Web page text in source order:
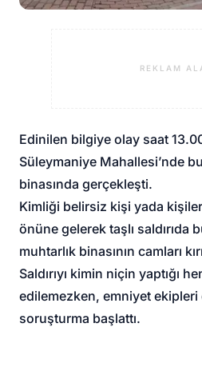
REKLAM
Edinilen bilgiye olay saat
Süleymaniye Mahallesi’nde
binasında gerçekleşti.
Kimliği belirsiz kişi yada
önüne gelerek taşlı saldırıda
muhtarlık binasının camları
Saldırıyı kimin niçin yaptığı
edilemezken, emniyet ekipleri
soruşturma başlattı.